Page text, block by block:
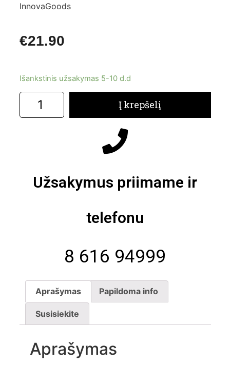
InnovaGoods
€21.90
Išankstinis užsakymas 5-10 d.d
Į krepšelį
Užsakymus priimame ir
telefonu
8 616 94999
Aprašymas Papildoma info
Susisiekite
Aprašymas